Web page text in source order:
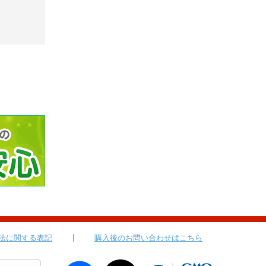
に関する表記 購入後のお問い合わせはこちら